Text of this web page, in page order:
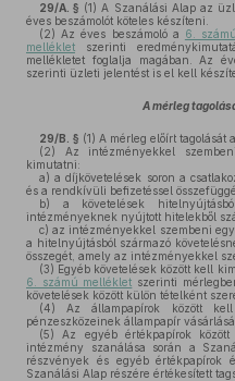
29/A. § (1) A Szanálási Alap az
éves beszámolót köteles készíteni.
(2) Az éves beszámoló a 6.
melléklet szerinti
mellékletet foglalja magában. Az
szerinti üzleti jelentést is el kell
A mérleg
29/B. § (1) A mérleg előírt tagolását a
(2) Az intézményekkel
kimutatni:
a) a díjkövetelések soron a
és a rendkívüli befizetéssel
b) a követelések
intézményeknek nyújtott hitelekből
c) az intézményekkel szembeni
a hitelnyújtásból származó
összegét, amely az intézményekkel
(3) Egyéb követelések között kell
6. számú melléklet szerinti
követelések között külön tételként
(4) Az állampapírok között
pénzeszközeinek állampapír
(5) Az egyéb értékpapírok
intézmény szanálása során a
részvények és egyéb értékpapírok
Szanálási Alap részére értékesített